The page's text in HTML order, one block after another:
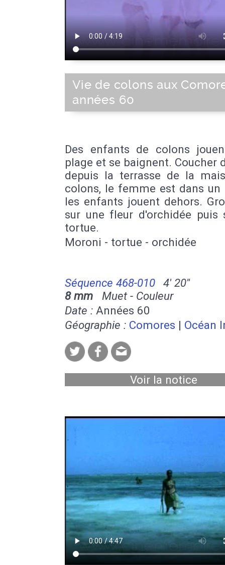
Vie de colons aux
années 60
Des enfants de colons
plage et se baignent. Coucher
depuis la terrasse de la
colons, le femme est dans un
les enfants jouent dehors.
sur une fleur d'orchidée puis
tortue.
Moroni - tortue - orchidée
Séquence 468-010
4' 20''
8 mm Muet - Couleur
Date : Années 60
Géographie : Comores | Océan
Voir la notice